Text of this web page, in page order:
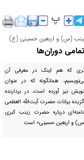
زینب (س) و اربعین حسینی (ع)
دوران‌ها
که هم اینک در معرفی آن
همانگونه که در عنوان
نیز آورده است، در بردارنده
بیانات حضرت آیت‌الله العظمی
در‌باره حضرت زینب کبری
و اربعین حسینی» است